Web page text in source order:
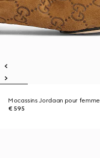
Mocassins Jordaan pour femme
€ 595